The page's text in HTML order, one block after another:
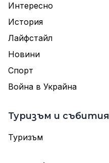
Интересно
История
Лайфстайл
Новини
Спорт
Война в Украйна
Туризъм и събития
Туризъм